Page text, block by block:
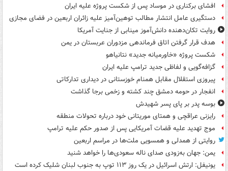
افشای برکناری در موساد پس از شکست پروژه علیه ایران
دستگیری عامل انتشار مطالب توهین‌آمیز علیه زائران اربعین در فضای مجازی
روایت تکان‌دهنده دانش‌آموز مینابی از جنایت آمریکا
هدف قرار گرفتن اتاق‌ فرماندهی مزدوران عربستان در یمن
شکست پروژه «خاورمیانه جدید» نتانیاهو
گزافه‌گویی و لفاظی جدید ترامپ علیه ایران
پیروزی استقلال مقابل همنام خوزستانی در دیداری تدارکاتی
انفجار در حومه دمشق چند کشته و زخمی برجا گذاشت
بوسه‌ پدر بر پای پسر شهیدش
رایزنی عراقچی و همتای موریتانی خود درباره تحولات منطقه
موج تهدید علیه قضات آمریکایی پس از صدور حکم علیه ترامپ
روایتی از همدلی و همسویی ملت‌ها در مراسم اربعین
یمن: جهان به‌زودی صدای ناله سعودی‌ها را خواهد شنید
یونیفل: ارتش اسرائیل در یک روز ۱۱۳ توپ به جنوب لبنان شلیک کرده است